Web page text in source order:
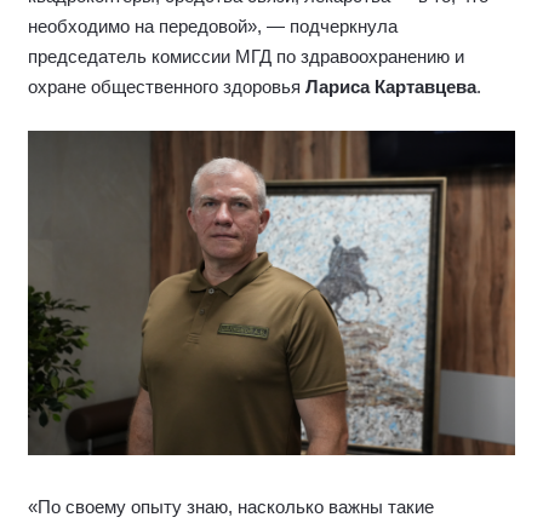
необходимо на передовой», — подчеркнула
председатель комиссии МГД по здравоохранению и
охране общественного здоровья Лариса Картавцева.
«По своему опыту знаю, насколько важны такие